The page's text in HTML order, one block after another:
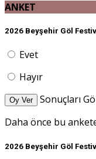
ANKET
2026 Beyşehir Göl
Evet
Hayır
Oy Ver
Sonuçları
Daha önce bu
2026 Beyşehir Göl